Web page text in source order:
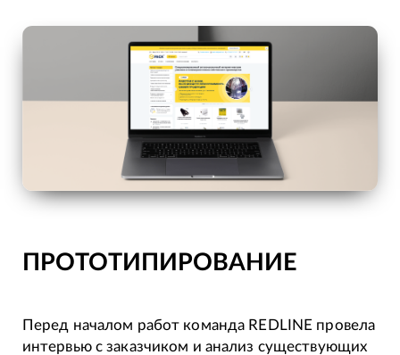
ПРОТОТИПИРОВАНИЕ
Перед началом работ команда REDLINE провела
интервью с заказчиком и анализ существующих